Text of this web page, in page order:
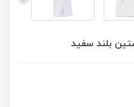
بلند سفید